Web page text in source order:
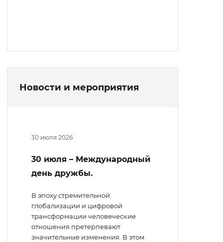
Новости и мероприятия
30 июля 2026
30 июля – Международный
день дружбы.
В эпоху стремительной
глобализации и цифровой
трансформации человеческие
отношения претерпевают
значительные изменения. В этом